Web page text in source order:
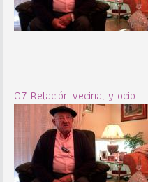
07 Relación vecinal y ocio